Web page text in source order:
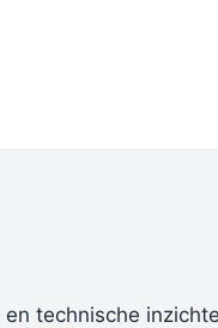
technische